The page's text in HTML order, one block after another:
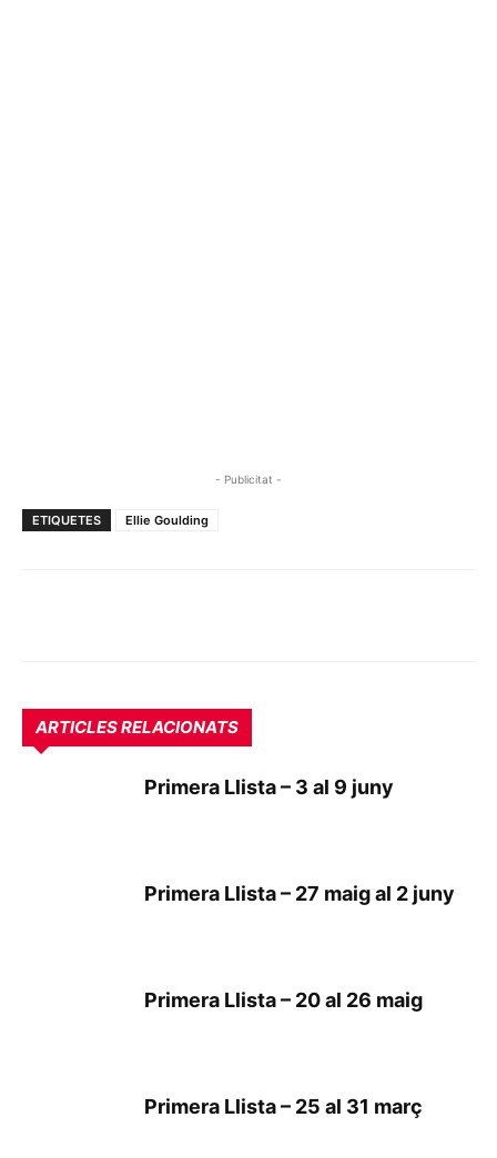
- Publicitat -
ETIQUETES Ellie Goulding
ARTICLES RELACIONATS
Primera Llista – 3 al 9 juny
Primera Llista – 27 maig al 2 juny
Primera Llista – 20 al 26 maig
Primera Llista – 25 al 31 març